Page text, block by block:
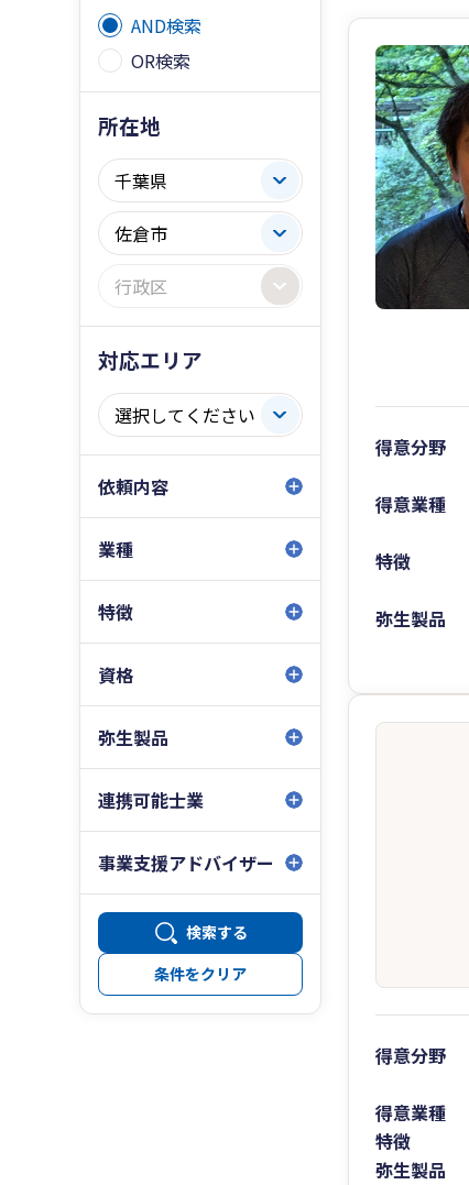
AND検索
OR検索
所在地
対応エリア
依頼内容
業種
特徴
資格
弥生製品
連携可能士業
事業支援アドバイザー
検索する
条件をクリア
得意分野
得意業種
特徴
弥生製品
得意分野
得意業種
特徴
弥生製品